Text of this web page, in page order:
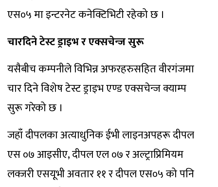
एस०५ मा इन्टरनेट कनेक्टिभिटी रहेको छ ।
चारदिने टेस्ट ड्राइभ र एक्सचेन्ज सुरू
यसैबीच कम्पनीले विभिन्न अफरहरुसहित वीरगंजमा
चार दिने विशेष टेस्ट ड्राइभ एण्ड एक्सचेन्ज क्याम्प
सुरू गरेको छ ।
जहाँ दीपलका अत्याधुनिक ईभी लाइनअपहरू दीपल
एस ०७ आइसीए, दीपल एल ०७ र अल्ट्राप्रिमियम
लक्जरी एसयूभी अवतार ११ र दीपल एस०५ को पनि